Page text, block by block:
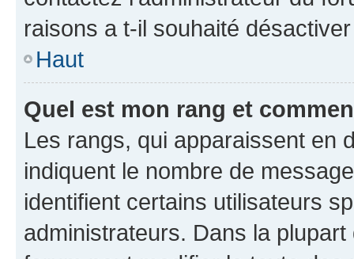
raisons a t-il souhaité
Haut
Quel est mon rang et
Les rangs, qui apparaissent en
indiquent le nombre de
identifient certains utilisateurs
administrateurs. Dans la